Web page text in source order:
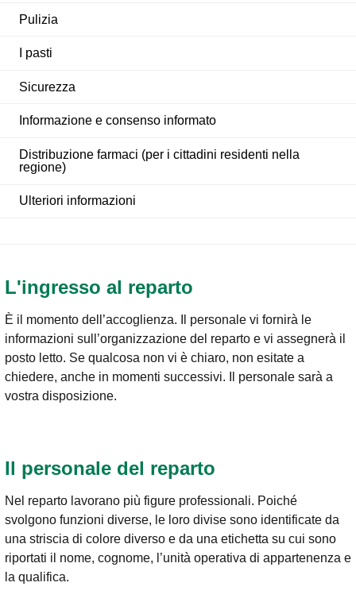
Pulizia
I pasti
Sicurezza
Informazione e consenso informato
Distribuzione farmaci (per i cittadini residenti nella
regione)
Ulteriori informazioni
L'ingresso al reparto
È il momento dell’accoglienza. Il personale vi fornirà le
informazioni sull’organizzazione del reparto e vi assegnerà il
posto letto. Se qualcosa non vi è chiaro, non esitate a
chiedere, anche in momenti successivi. Il personale sarà a
vostra disposizione.
Il personale del reparto
Nel reparto lavorano più figure professionali. Poiché
svolgono funzioni diverse, le loro divise sono identificate da
una striscia di colore diverso e da una etichetta su cui sono
riportati il nome, cognome, l’unità operativa di appartenenza e
la qualifica.